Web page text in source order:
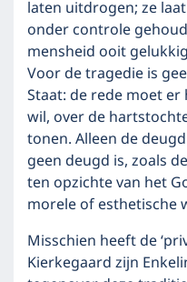
laten uitdrogen; ze
onder controle
mensheid ooit
Voor de tragedie is
Staat: de rede moet
wil, over de
tonen. Alleen de
geen deugd is, zoals
ten opzichte van het
morele of esthetische
Misschien heeft de
Kierkegaard zijn